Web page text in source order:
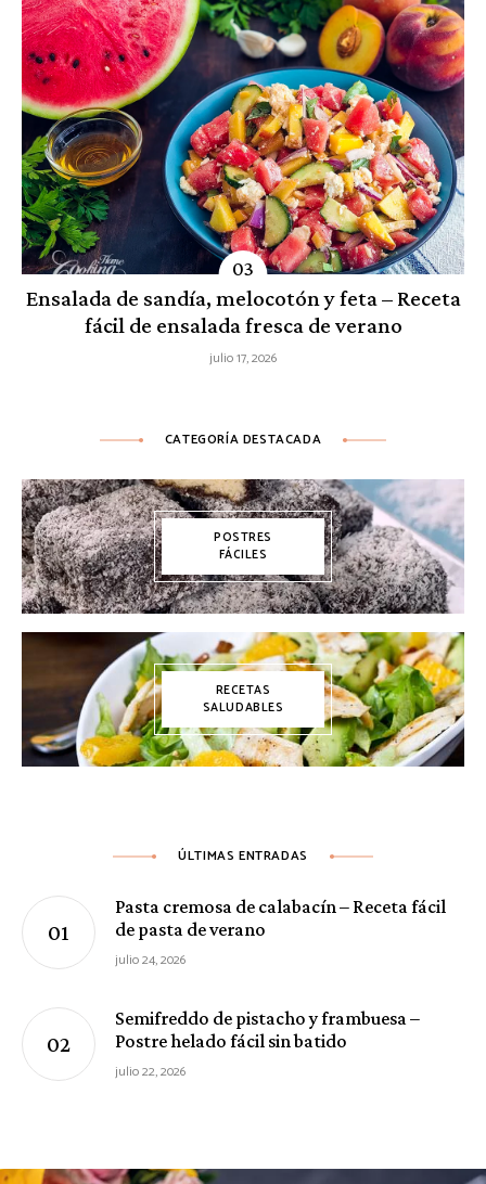
Ensalada de sandía, melocotón y feta – Receta
fácil de ensalada fresca de verano
julio 17, 2026
CATEGORÍA DESTACADA
POSTRES
FÁCILES
RECETAS
SALUDABLES
ÚLTIMAS ENTRADAS
Pasta cremosa de calabacín – Receta fácil
de pasta de verano
julio 24, 2026
Semifreddo de pistacho y frambuesa –
Postre helado fácil sin batido
julio 22, 2026